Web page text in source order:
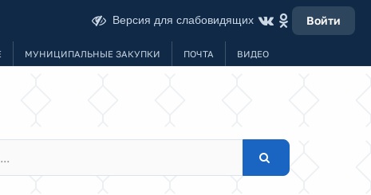
Версия для слабовидящих Войти
МУНИЦИПАЛЬНЫЕ ЗАКУПКИ ПОЧТА ВИДЕО